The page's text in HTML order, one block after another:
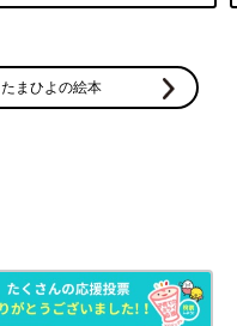
たまひよの絵本